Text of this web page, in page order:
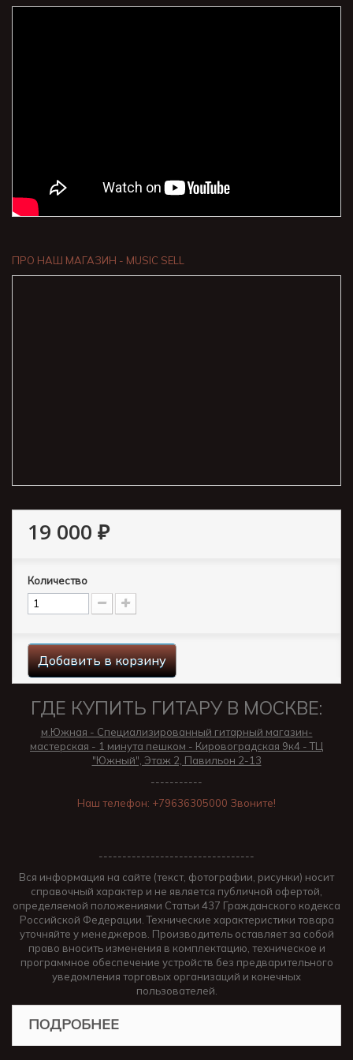
ПРО НАШ МАГАЗИН - MUSIC SELL
19 000 ₽
Количество
Добавить в корзину
ГДЕ КУПИТЬ ГИТАРУ В МОСКВЕ:
м.Южная - Специализированный гитарный магазин-
мастерская - 1 минута пешком - Кировоградская 9к4 - ТЦ
"Южный", Этаж 2, Павильон 2-13
-----------
Наш телефон: +79636305000 Звоните!
---------------------------------
Вся информация на сайте (текст, фотографии, рисунки) носит
справочный характер и не является публичной офертой,
определяемой положениями Статьи 437 Гражданского кодекса
Российской Федерации. Технические характеристики товара
уточняйте у менеджеров. Производитель оставляет за собой
право вносить изменения в комплектацию, техническое и
программное обеспечение устройств без предварительного
уведомления торговых организаций и конечных
пользователей.
ПОДРОБНЕЕ